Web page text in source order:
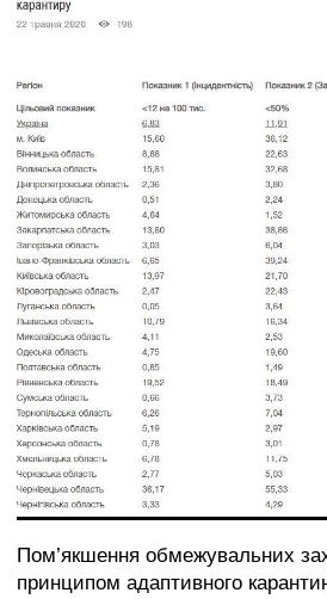
Пом’якшення обмежувальних
принципом адаптивного